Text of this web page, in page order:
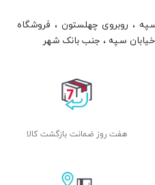
، روبروی چهلستون ، فروشگاه
سپه ، جنب بانک شهر
هفت روز ضمانت بازگشت کالا